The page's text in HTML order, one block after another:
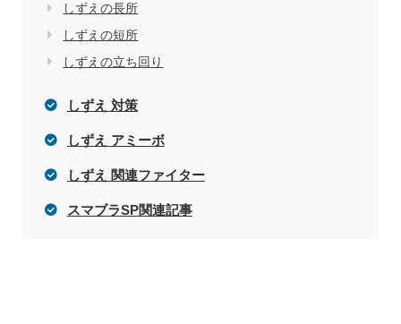
しずえの長所
しずえの短所
しずえの立ち回り
しずえ 対策
しずえ アミーボ
しずえ 関連ファイター
スマブラSP関連記事